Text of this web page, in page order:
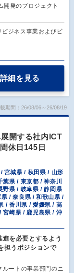
発のプロジェクト
ジネス事業およびビ
詳細を見る
期間：26/08/06～26/08/19
開する社内ICT
休日145日
宮城県 / 秋田県 / 山形
県 / 東京都 / 神奈川
野県 / 岐阜県 / 静岡県
/ 奈良県 / 和歌山県 /
/ 香川県 / 愛媛県 / 高
宮崎県 / 鹿児島県 / 沖
を必要とするよう
担うポジションで
ルートの事業部門のニ